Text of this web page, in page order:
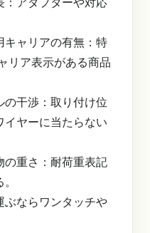
ャリアの有無：特
リア表示がある商品
干渉：取り付け位
ヤーに当たらない
重さ：耐荷重表記
ならワンタッチや